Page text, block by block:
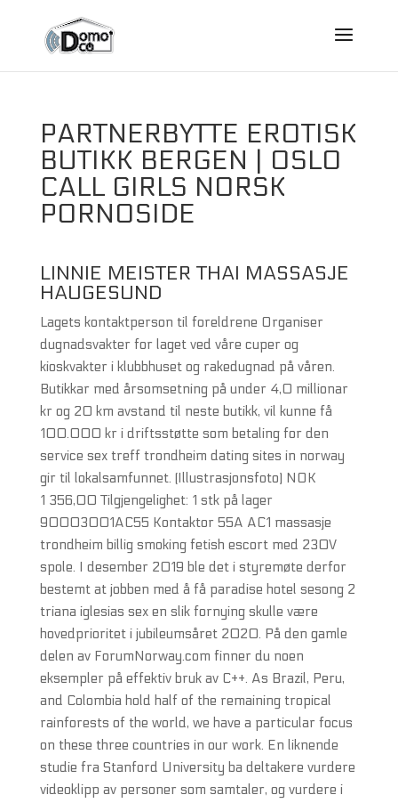
PARTNERBYTTE EROTISK
BUTIKK BERGEN | OSLO
CALL GIRLS NORSK
PORNOSIDE
LINNIE MEISTER THAI MASSASJE
HAUGESUND
Lagets kontaktperson til foreldrene Organiser
dugnadsvakter for laget ved våre cuper og
kioskvakter i klubbhuset og rakedugnad på våren.
Butikkar med årsomsetning på under 4,0 millionar
kr og 20 km avstand til neste butikk, vil kunne få
100.000 kr i driftsstøtte som betaling for den
service sex treff trondheim dating sites in norway
gir til lokalsamfunnet. (Illustrasjonsfoto) NOK
1 356,00 Tilgjengelighet: 1 stk på lager
90003001AC55 Kontaktor 55A AC1 massasje
trondheim billig smoking fetish escort med 230V
spole. I desember 2019 ble det i styremøte derfor
bestemt at jobben med å få paradise hotel sesong 2
triana iglesias sex en slik fornying skulle være
hovedprioritet i jubileumsåret 2020. På den gamle
delen av ForumNorway.com finner du noen
eksempler på effektiv bruk av C++. As Brazil, Peru,
and Colombia hold half of the remaining tropical
rainforests of the world, we have a particular focus
on these three countries in our work. En liknende
studie fra Stanford University ba deltakere vurdere
videoklipp av personer som samtaler, og vurdere i